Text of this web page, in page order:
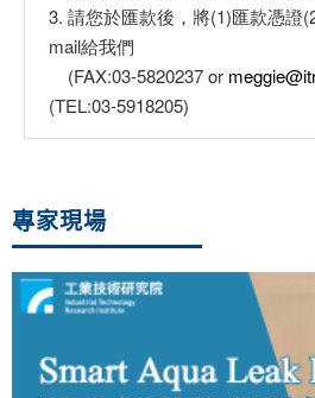
3. 請您於匯款後，將(1)匯款憑證
mail給我們
(FAX:03-5820237 or
(TEL:03-5918205)
專家現場